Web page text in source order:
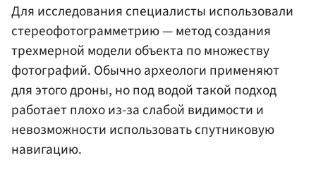
Для исследования специалисты использовали
стереофотограмметрию — метод создания
трехмерной модели объекта по множеству
фотографий. Обычно археологи применяют
для этого дроны, но под водой такой подход
работает плохо из-за слабой видимости и
невозможности использовать спутниковую
навигацию.